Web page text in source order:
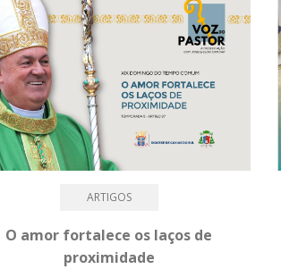
ARTIGOS
O amor fortalece os laços de
proximidade